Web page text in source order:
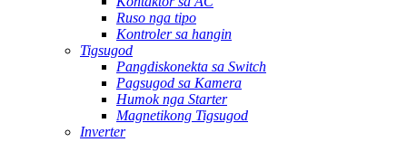
Ruso nga tipo
Kontroler sa hangin
Tigsugod
Pangdiskonekta sa Switch
Pagsugod sa Kamera
Humok nga Starter
Magnetikong Tigsugod
Inverter